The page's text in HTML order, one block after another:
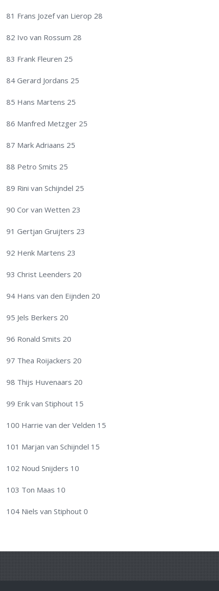
81 Frans Jozef van Lierop 28
82 Ivo van Rossum 28
83 Frank Fleuren 25
84 Gerard Jordans 25
85 Hans Martens 25
86 Manfred Metzger 25
87 Mark Adriaans 25
88 Petro Smits 25
89 Rini van Schijndel 25
90 Cor van Wetten 23
91 Gertjan Gruijters 23
92 Henk Martens 23
93 Christ Leenders 20
94 Hans van den Eijnden 20
95 Jels Berkers 20
96 Ronald Smits 20
97 Thea Roijackers 20
98 Thijs Huvenaars 20
99 Erik van Stiphout 15
100 Harrie van der Velden 15
101 Marjan van Schijndel 15
102 Noud Snijders 10
103 Ton Maas 10
104 Niels van Stiphout 0